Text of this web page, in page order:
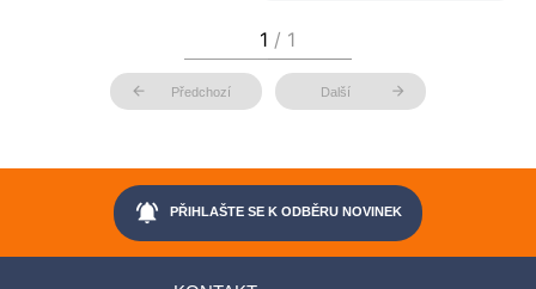
arrow_back Předchozí Další arrow_forward
notifications_active PŘIHLAŠTE SE K ODBĚRU NOVINEK